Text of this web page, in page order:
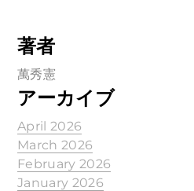
著者
萬秀憲
アーカイブ
April 2026
March 2026
February 2026
January 2026